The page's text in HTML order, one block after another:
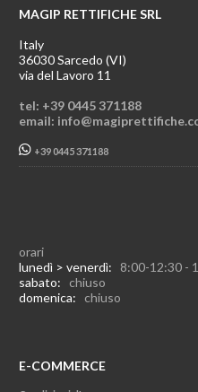
MAGIP RETTIFICHE SRL
Italy
36030 Sarcedo (VI)
via del Lavoro 11
tel: +39 0445 371188
email:
+39 0445 371188
orari
lunedì > venerdì: 8:00-12:30 -
sabato: chiuso
domenica: chiuso
E-COMMERCE